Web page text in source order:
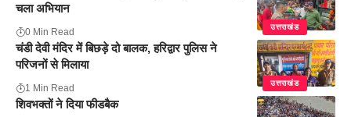
उत्तराखंड
चला अभियान
0 Min Read
उत्तराखंड
चंडी देवी मंदिर में बिछड़े दो बालक, हरिद्वार पुलिस ने
परिजनों से मिलाया
1 Min Read
शिवभक्तों ने दिया फीडबैक